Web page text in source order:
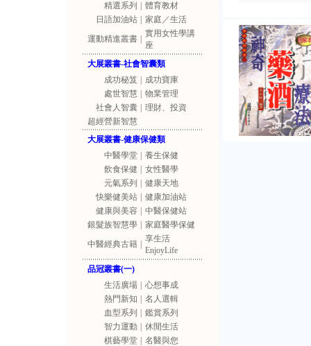
精選系列
體育教材
日語加油站
家庭／生活
運動精進叢書
實用女性學講
座
大展叢書-社會智囊類
成功秘笈
成功寶庫
處世智慧
物業管理
社會人智囊
理財、投資
超經營新智慧
大展叢書-健康保健類
中醫學堂
養生保健
飲食保健
女性醫學
元氣系列
健康天地
快樂健美站
健康加油站
健康與美容
中醫保健站
銀髮族智慧學
家庭醫學保健
中醫經典古籍
享生活
EnjoyLife
品冠叢書(一)
生活廣場
心想事成
熱門新知
名人選輯
血型系列
鑑賞系列
智力運動
休閒生活
棋藝學堂
名醫與您